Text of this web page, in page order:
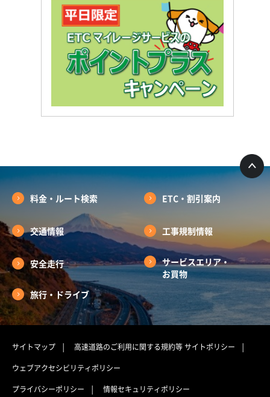
料金・ルート検索 ETC・割引案内
交通情報 工事規制情報
安全走行
サービスエリア・
お買物
旅行・ドライブ
サイトマップ 高速道路のご利用に関する規約等サイトポリシー
ウェブアクセシビリティポリシー
プライバシーポリシー
情報セキュリティポリシー